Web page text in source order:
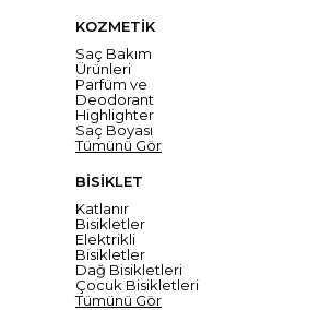
KOZMETİK
Saç Bakım
Ürünleri
Parfüm ve
Deodorant
Highlighter
Saç Boyası
Tümünü Gör
BİSİKLET
Katlanır
Bisikletler
Elektrikli
Bisikletler
Dağ Bisikletleri
Çocuk Bisikletleri
Tümünü Gör